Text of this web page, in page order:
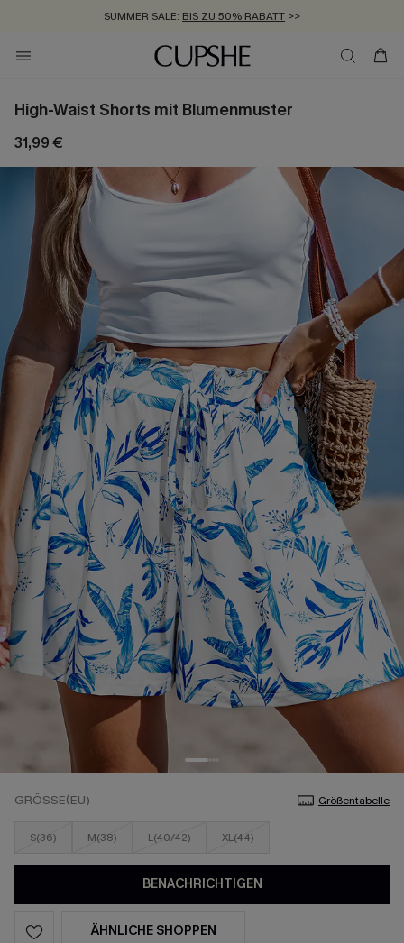
SUMMER SALE: BIS ZU 50% RABATT >>
ZUM NEWSLETTER:BIS ZU -20% EXTRA ERHALTEN
KOSTENLOSER VERSAND AB 89 €
High-Waist Shorts mit Blumenmuster
31,99 €
GRÖSSE(EU) Größentabelle
S(36) M(38) L(40/42) XL(44)
BENACHRICHTIGEN
ÄHNLICHE SHOPPEN